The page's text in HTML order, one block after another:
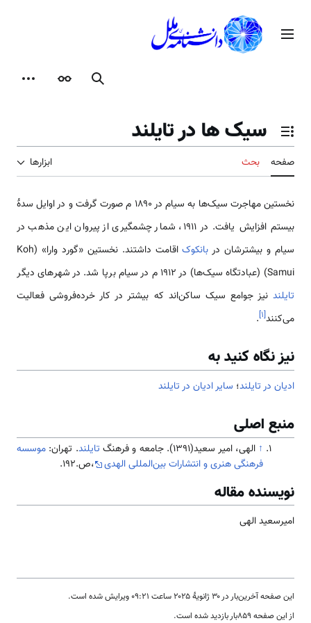
محتوامنوی اصلی
جستجوظاهر
تغییر وضعیت فهرست محتویات
سیک ها در تایلند
صفحه بحث ابزارها
نخستین مهاجرت سیک‌ها به سیام در ۱۸۹۰ م صورت گرفت و در اوایل سدهٔ
بیستم افزایش یافت. در ۱۹۱۱، شمار چشمگیری از پیروان این مذهب در
سیام و بیشترشان در بانکوک
اقامت داشتند. نخستین «گورد وارا» (Koh
Samui) (عبادتگاه سیک‌ها) در ۱۹۱۲ م در سیام برپا شد. در شهرهای دیگر
تایلند نیز جوامع سیک ساکن‌اند که بیشتر در کار خرده‌فروشی فعالیت
می‌کنند[۱]
.
نیز نگاه کنید به
ادیان در تایلند؛ سایر ادیان در تایلند
منبع اصلی
↑ الهی، امیر سعید(1391). جامعه و فرهنگ تایلند. تهران: موسسه
فرهنگی هنری و انتشارات بین‌المللی الهدی
،ص.192.
نویسنده مقاله
امیرسعید الهی
این صفحه آخرین‌بار در ‏۳۰ ژانویهٔ ۲۰۲۵ ساعت ‏۰۹:۲۱ ویرایش شده است.
از این صفحه ۸۵۹بار بازدید شده است.